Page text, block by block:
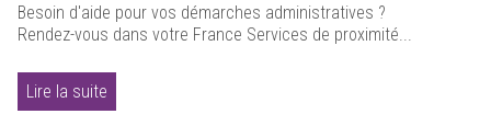
Besoin d'aide pour vos démarches administratives ?
Rendez-vous dans votre France Services de proximité...
Lire la suite